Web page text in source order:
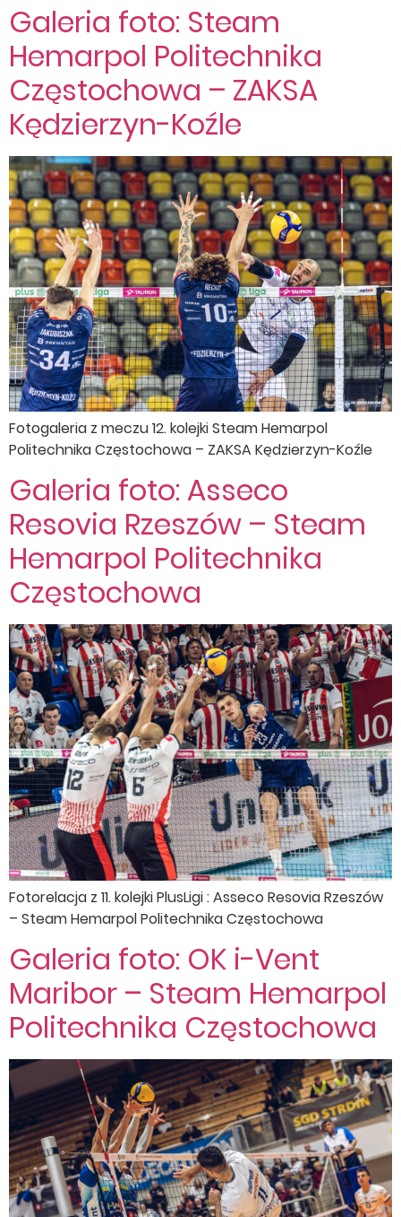
Galeria foto: Steam
Hemarpol Politechnika
Częstochowa – ZAKSA
Kędzierzyn-Koźle
Fotogaleria z meczu 12. kolejki Steam Hemarpol
Politechnika Częstochowa – ZAKSA Kędzierzyn-Koźle
Galeria foto: Asseco
Resovia Rzeszów – Steam
Hemarpol Politechnika
Częstochowa
Fotorelacja z 11. kolejki PlusLigi : Asseco Resovia Rzeszów
– Steam Hemarpol Politechnika Częstochowa
Galeria foto: OK i-Vent
Maribor – Steam Hemarpol
Politechnika Częstochowa